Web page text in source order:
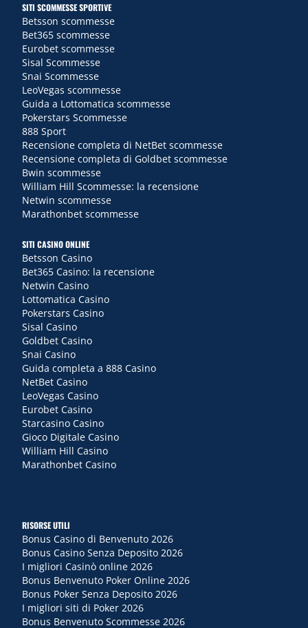
SITI SCOMMESSE SPORTIVE
Betsson scommesse
Bet365 scommesse
Eurobet scommesse
Sisal Scommesse
Snai Scommesse
LeoVegas scommesse
Guida a Lottomatica scommesse
Pokerstars Scommesse
888 Sport
Recensione completa di NetBet scommesse
Recensione completa di Goldbet scommesse
Bwin scommesse
William Hill Scommesse: la recensione
Netwin scommesse
Marathonbet scommesse
SITI CASINO ONLINE
Betsson Casino
Bet365 Casino: la recensione
Netwin Casino
Lottomatica Casino
Pokerstars Casino
Sisal Casino
Goldbet Casino
Snai Casino
Guida completa a 888 Casino
NetBet Casino
LeoVegas Casino
Eurobet Casino
Starcasino Casino
Gioco Digitale Casino
William Hill Casino
Marathonbet Casino
RISORSE UTILI
Bonus Casino di Benvenuto 2026
Bonus Casino Senza Deposito 2026
I migliori Casinò online 2026
Bonus Benvenuto Poker Online 2026
Bonus Poker Senza Deposito 2026
I migliori siti di Poker 2026
Bonus Benvenuto Scommesse 2026